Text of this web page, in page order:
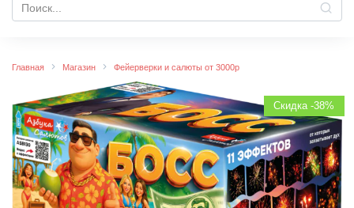
for:
Главная Магазин Фейерверки и салюты от 3000р
Скидка -38%